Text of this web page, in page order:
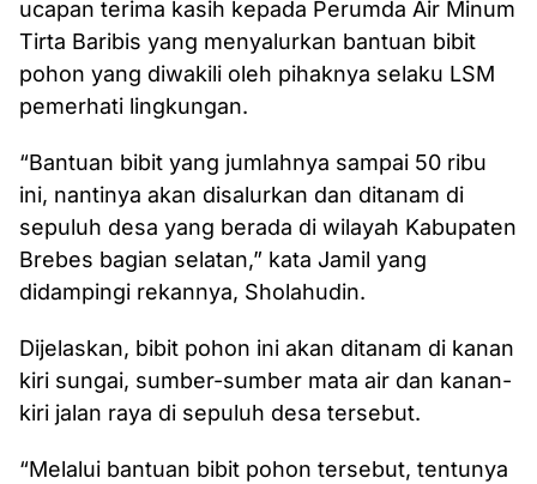
ucapan terima kasih kepada Perumda Air Minum
Tirta Baribis yang menyalurkan bantuan bibit
pohon yang diwakili oleh pihaknya selaku LSM
pemerhati lingkungan.
“Bantuan bibit yang jumlahnya sampai 50 ribu
ini, nantinya akan disalurkan dan ditanam di
sepuluh desa yang berada di wilayah Kabupaten
Brebes bagian selatan,” kata Jamil yang
didampingi rekannya, Sholahudin.
Dijelaskan, bibit pohon ini akan ditanam di kanan
kiri sungai, sumber-sumber mata air dan kanan-
kiri jalan raya di sepuluh desa tersebut.
“Melalui bantuan bibit pohon tersebut, tentunya